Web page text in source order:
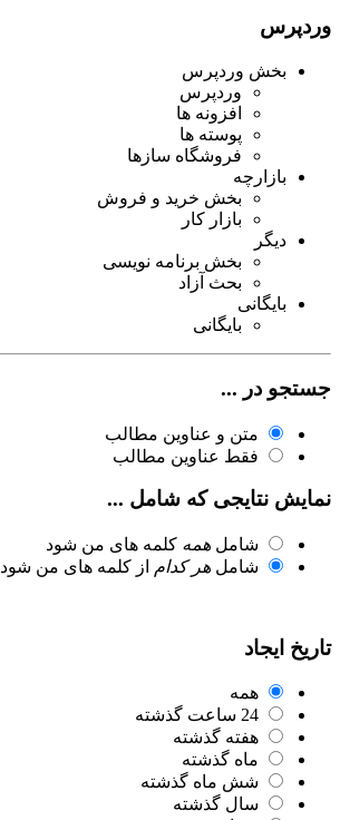
وردپرس
بخش وردپرس
وردپرس
افزونه ها
پوسته ها
فروشگاه سازها
بازارچه
بخش خرید و فروش
بازار کار
دیگر
بخش برنامه نویسی
بحث آزاد
بایگانی
بایگانی
جستجو در ...
متن و عناوین مطالب
فقط عناوین مطالب
نمایش نتایجی که شامل ...
شامل همه کلمه های من شود
شامل هر کدام از کلمه های من شود
تاریخ ایجاد
همه
24 ساعت گذشته
هفته گذشته
ماه گذشته
شش ماه گذشته
سال گذشته